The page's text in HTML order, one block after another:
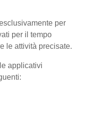
per
per il tempo
le attività precisate.
applicativi